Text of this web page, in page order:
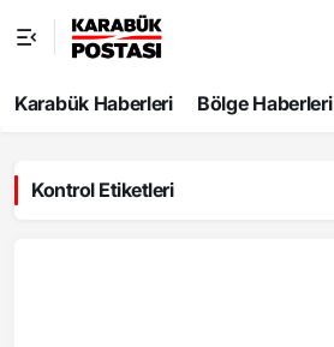
Karabük Haberleri Bölge Haberleri
Kontrol Etiketleri